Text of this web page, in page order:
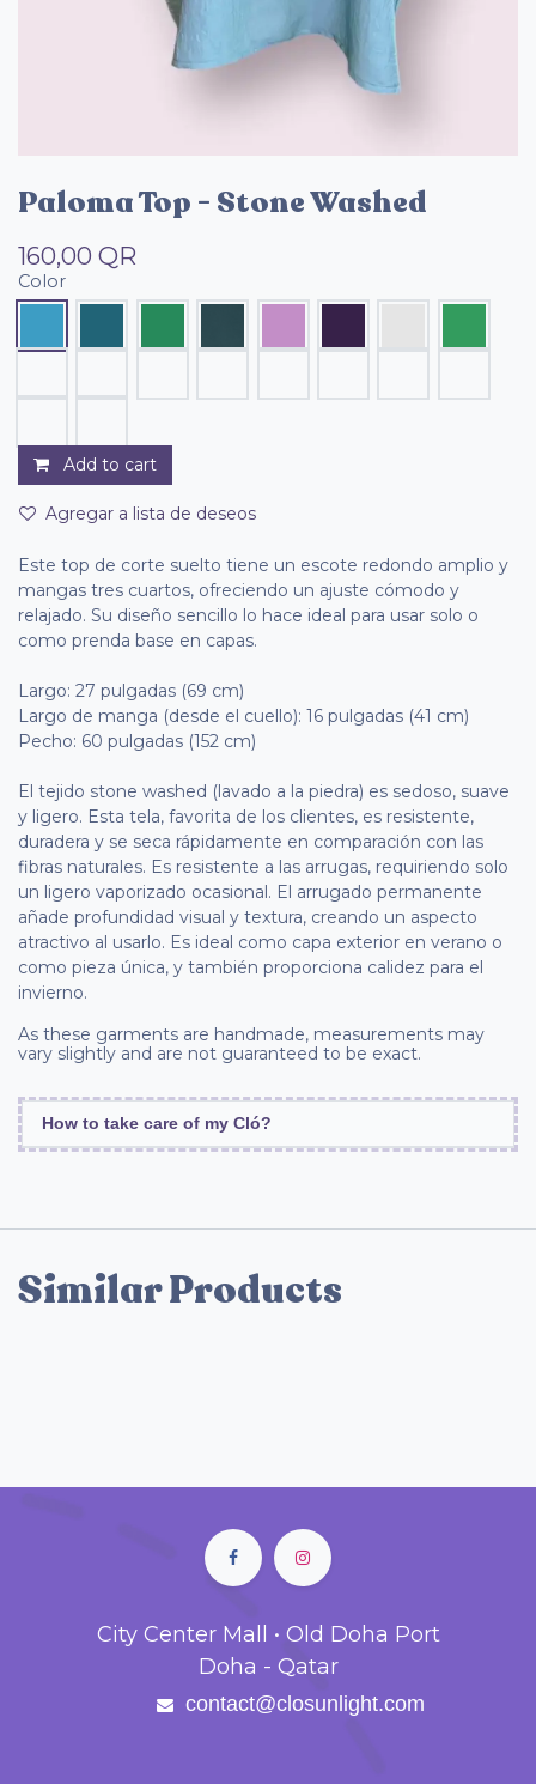
Paloma Top - Stone Washed
160,00 QR
Color
Add to cart
Agregar a lista de deseos
Este top de corte suelto tiene un escote redondo amplio y
mangas tres cuartos, ofreciendo un ajuste cómodo y
relajado. Su diseño sencillo lo hace ideal para usar solo o
como prenda base en capas.
Largo: 27 pulgadas (69 cm)
Largo de manga (desde el cuello): 16 pulgadas (41 cm)
Pecho: 60 pulgadas (152 cm)
El tejido stone washed (lavado a la piedra) es sedoso, suave
y ligero. Esta tela, favorita de los clientes, es resistente,
duradera y se seca rápidamente en comparación con las
fibras naturales. Es resistente a las arrugas, requiriendo solo
un ligero vaporizado ocasional. El arrugado permanente
añade profundidad visual y textura, creando un aspecto
atractivo al usarlo. Es ideal como capa exterior en verano o
como pieza única, y también proporciona calidez para el
invierno.
As these garments are handmade, measurements may
vary slightly and are not guaranteed to be exact.
How to take care of my Cló?
Similar Products
City Center Mall • Old Doha Port
Doha - Qatar
contact@closunlight.com